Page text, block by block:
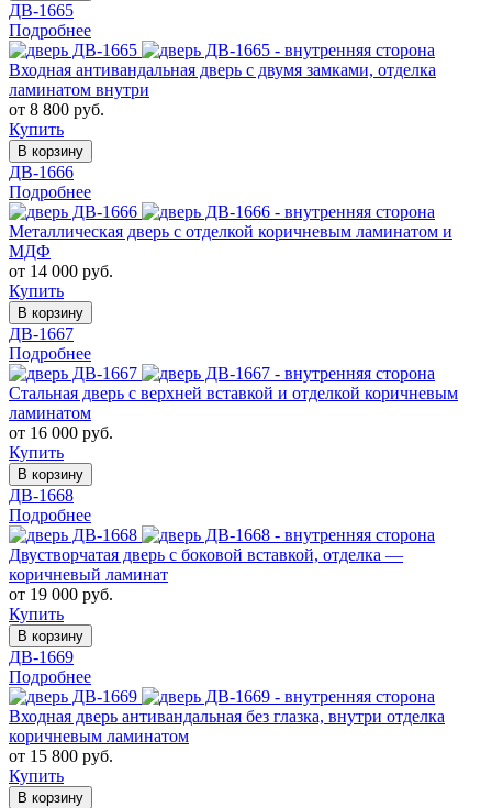
ДВ-1665
Подробнее
Входная антивандальная дверь с двумя замками, отделка
ламинатом внутри
от 8 800 руб.
Купить
В корзину
ДВ-1666
Подробнее
Металлическая дверь с отделкой коричневым ламинатом и
МДФ
от 14 000 руб.
Купить
В корзину
ДВ-1667
Подробнее
Стальная дверь с верхней вставкой и отделкой коричневым
ламинатом
от 16 000 руб.
Купить
В корзину
ДВ-1668
Подробнее
Двустворчатая дверь с боковой вставкой, отделка —
коричневый ламинат
от 19 000 руб.
Купить
В корзину
ДВ-1669
Подробнее
Входная дверь антивандальная без глазка, внутри отделка
коричневым ламинатом
от 15 800 руб.
Купить
В корзину